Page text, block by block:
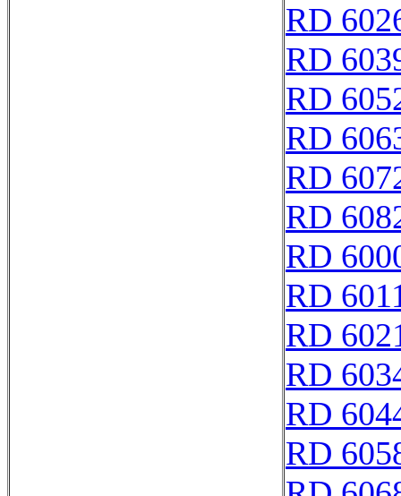
RD
RD
RD
RD
RD
RD
RD
RD
RD
RD
RD
RD